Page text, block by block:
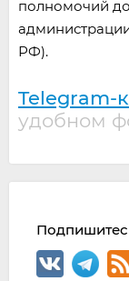
полномочий
РФ).
Telegram-
удобном